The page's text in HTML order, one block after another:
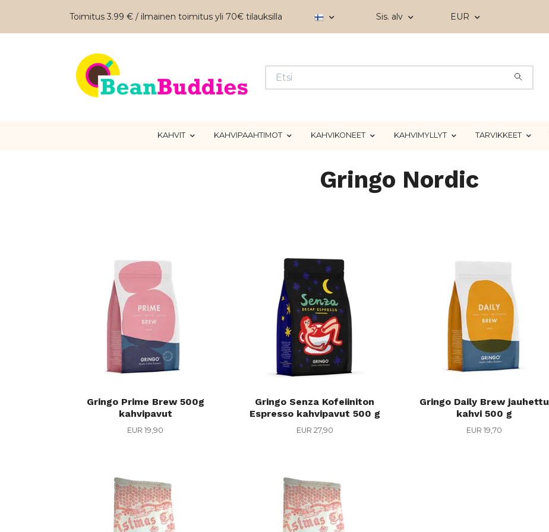
Toimitus 3.99 € / ilmainen toimitus yli 70€ tilauksilla Sis. alv EUR
KAHVIT KAHVIPAAHTIMOT KAHVIKONEET KAHVIMYLLYT TARVIKKEET
Gringo Nordic
Gringo Prime Brew 500g
kahvipavut
EUR 19,90
Gringo Senza Kofeiiniton
Espresso kahvipavut 500 g
EUR 27,90
Gringo Daily Brew jauhettu
kahvi 500 g
EUR 19,70